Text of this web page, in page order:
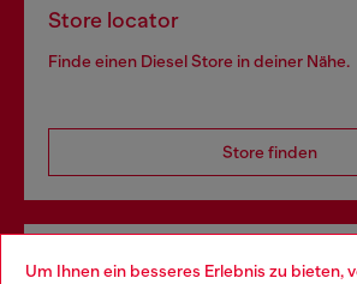
Um Ihnen ein besseres Erlebnis zu bieten,
Store locator
Finde einen Diesel Store in deiner Nähe.
Store finden
Omnichannel-Services